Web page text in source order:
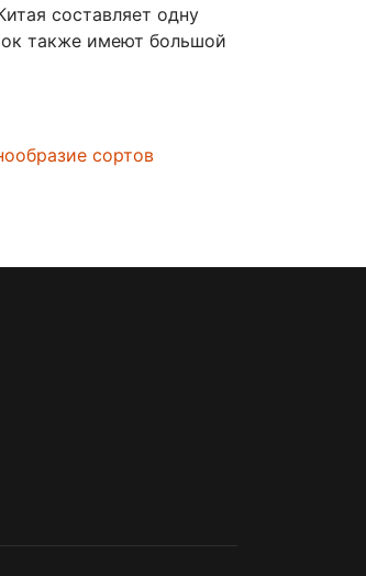
составляет одну
также имеют большой
сортов